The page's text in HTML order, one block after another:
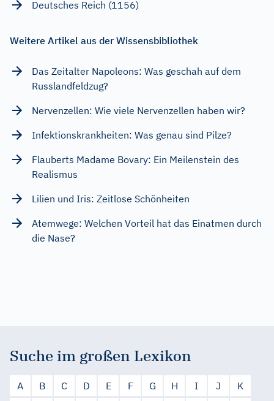
Deutsches Reich (1156)
Weitere Artikel aus der Wissensbibliothek
Das Zeitalter Napoleons: Was geschah auf dem
Russlandfeldzug?
Nervenzellen: Wie viele Nervenzellen haben wir?
Infektionskrankheiten: Was genau sind Pilze?
Flauberts Madame Bovary: Ein Meilenstein des
Realismus
Lilien und Iris: Zeitlose Schönheiten
Atemwege: Welchen Vorteil hat das Einatmen durch
die Nase?
Suche im großen Lexikon
A B C D E F G H I J
K